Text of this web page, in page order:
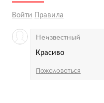
Войти Правила
Красиво
Неизвестный
Пожаловаться